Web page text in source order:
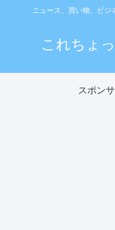
ニュース、買い物、ビジ
これちょ
スポン